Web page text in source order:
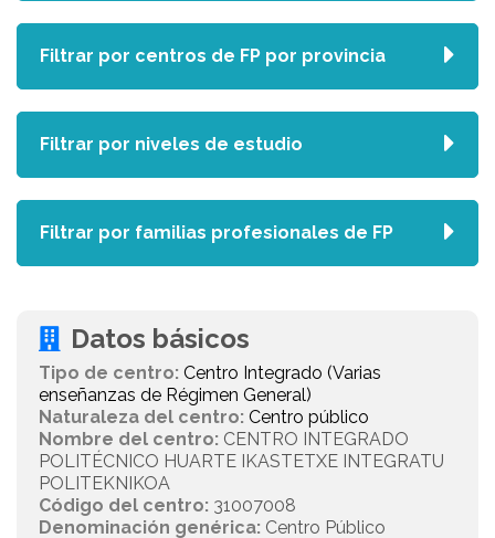
Datos básicos
Tipo de centro: Centro Integrado (Varias
enseñanzas de Régimen General)
Naturaleza del centro: Centro público
Nombre del centro: CENTRO INTEGRADO
POLITÉCNICO HUARTE IKASTETXE INTEGRATU
POLITEKNIKOA
Código del centro: 31007008
Denominación genérica: Centro Público
Filtrar por centros de FP por provincia
Filtrar por niveles de estudio
Filtrar por familias profesionales de FP